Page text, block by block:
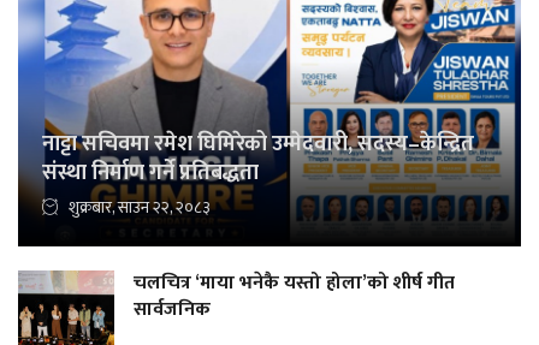
नाट्टा सचिवमा रमेश घिमिरेको उम्मेदवारी, सदस्य–केन्द्रित
संस्था निर्माण गर्ने प्रतिबद्धता
शुक्रबार, साउन २२, २०८३
चलचित्र ‘माया भनेकै यस्तो होला’को शीर्ष गीत
सार्वजनिक